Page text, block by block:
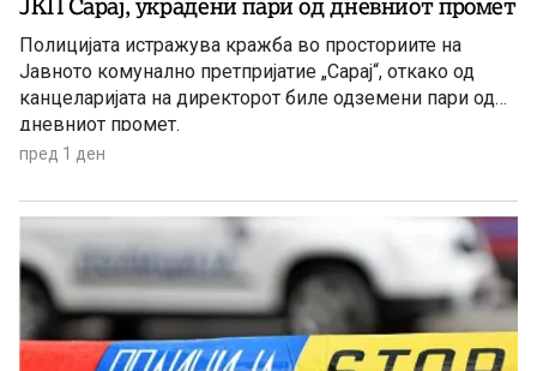
ЈКП Сарај, украдени пари од дневниот промет
Полицијата истражува кражба во просториите на
Јавното комунално претпријатие „Сарај“, откако од
канцеларијата на директорот биле одземени пари од
дневниот промет.
пред 1 ден